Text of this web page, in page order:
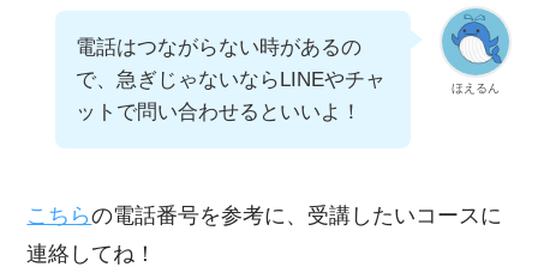
ほえるん
電話はつながらない時があるの
で、急ぎじゃないならLINEやチャ
ットで問い合わせるといいよ！
こちらの電話番号を参考に、受講したいコースに
連絡してね！